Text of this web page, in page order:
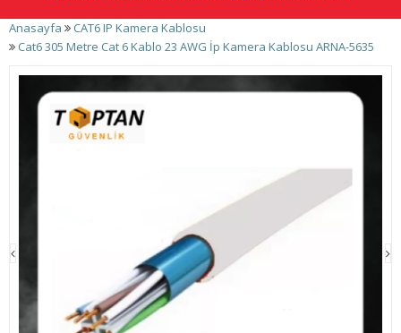
Anasayfa
CAT6 IP Kamera Kablosu
Cat6 305 Metre Cat 6 Kablo 23 AWG İp Kamera Kablosu ARNA-5635